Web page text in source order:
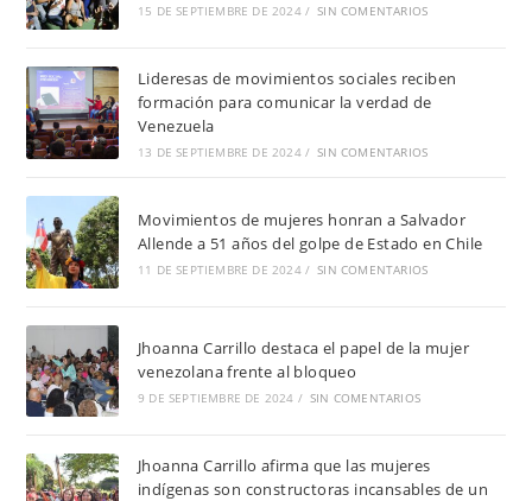
15 DE SEPTIEMBRE DE 2024 / SIN COMENTARIOS
Lideresas de movimientos sociales reciben
formación para comunicar la verdad de
Venezuela
13 DE SEPTIEMBRE DE 2024 / SIN COMENTARIOS
Movimientos de mujeres honran a Salvador
Allende a 51 años del golpe de Estado en Chile
11 DE SEPTIEMBRE DE 2024 / SIN COMENTARIOS
Jhoanna Carrillo destaca el papel de la mujer
venezolana frente al bloqueo
9 DE SEPTIEMBRE DE 2024 / SIN COMENTARIOS
Jhoanna Carrillo afirma que las mujeres
indígenas son constructoras incansables de un